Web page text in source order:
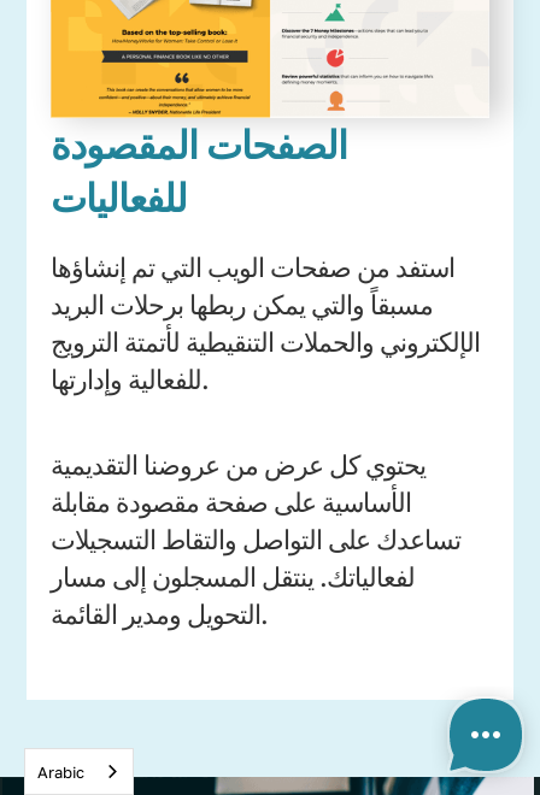
الصفحات المقصودة
للفعاليات
استفد من صفحات الويب التي تم إنشاؤها
مسبقاً والتي يمكن ربطها برحلات البريد
الإلكتروني والحملات التنقيطية لأتمتة الترويج
للفعالية وإدارتها.
يحتوي كل عرض من عروضنا التقديمية
الأساسية على صفحة مقصودة مقابلة
تساعدك على التواصل والتقاط التسجيلات
لفعالياتك. ينتقل المسجلون إلى مسار
التحويل ومدير القائمة.
Arabic